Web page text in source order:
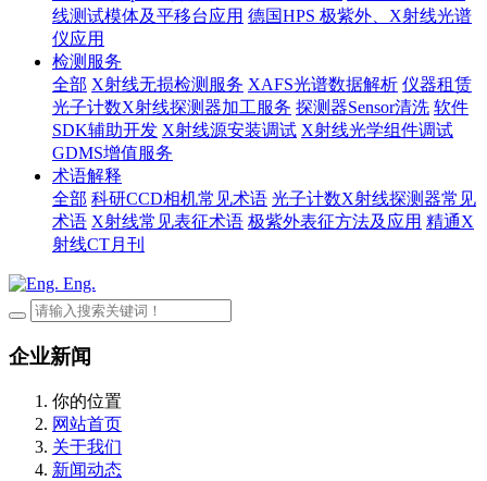
线测试模体及平移台应用 德国HPS 极紫外、X射线光谱
仪应用
检测服务
全部 X射线无损检测服务 XAFS光谱数据解析 仪器租赁
光子计数X射线探测器加工服务 探测器Sensor清洗 软件
SDK辅助开发 X射线源安装调试 X射线光学组件调试
GDMS增值服务
术语解释
全部 科研CCD相机常见术语 光子计数X射线探测器常见
术语 X射线常见表征术语 极紫外表征方法及应用 精通X
射线CT月刊
Eng.
企业新闻
你的位置
网站首页
关于我们
新闻动态